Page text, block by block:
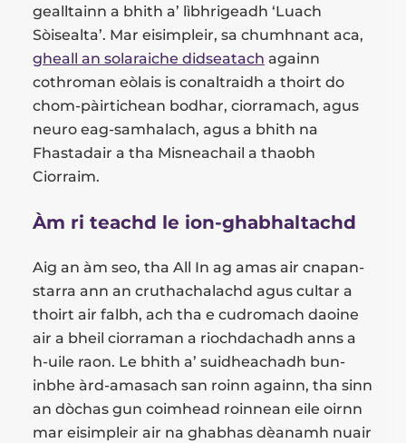
gealltainn a bhith a’ lìbhrigeadh ‘Luach
Sòisealta’. Mar eisimpleir, sa chumhnant aca,
gheall an solaraiche didseatach againn
cothroman eòlais is conaltraidh a thoirt do
chom-pàirtichean bodhar, ciorramach, agus
neuro eag-samhalach, agus a bhith na
Fhastadair a tha Misneachail a thaobh
Ciorraim.
Àm ri teachd le ion-ghabhaltachd
Aig an àm seo, tha All In ag amas air cnapan-
starra ann an cruthachalachd agus cultar a
thoirt air falbh, ach tha e cudromach daoine
air a bheil ciorraman a riochdachadh anns a
h-uile raon. Le bhith a’ suidheachadh bun-
inbhe àrd-amasach san roinn againn, tha sinn
an dòchas gun coimhead roinnean eile oirnn
mar eisimpleir air na ghabhas dèanamh nuair